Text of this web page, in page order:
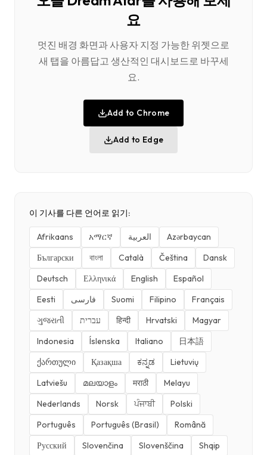
요
멋진 배경 화면과 사용자 지정 가능한 위젯으로
새 탭을 아름답고 생산적인 대시보드로 바꾸세
요.
Add to Chrome
Add to Edge
이 기사를 다른 언어로 읽기:
Afrikaans አማርኛ العربية
Azərbaycan
Български
বাংলা Català Čeština
Dansk
Deutsch
Ελληνικά English
Español
Eesti
فارسی Suomi Filipino
Français
ગુજરાતી
עברית हिन्दी Hrvatski
Magyar
Indonesia
Íslenska Italiano
日本語
ქართული
Қазақша ಕನ್ನಡ
Lietuvių
Latviešu
മലയാളം मराठी
Melayu
Nederlands
Norsk ਪੰਜਾਬੀ
Polski
Português
Português (Brasil)
Română
Русский
Slovenčina Slovenščina Shqip